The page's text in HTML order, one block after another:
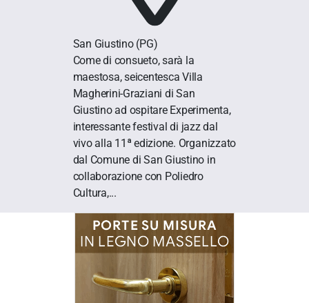
San Giustino (PG)
Come di consueto, sarà la
maestosa, seicentesca Villa
Magherini-Graziani di San
Giustino ad ospitare Experimenta,
interessante festival di jazz dal
vivo alla 11ª edizione. Organizzato
dal Comune di San Giustino in
collaborazione con Poliedro
Cultura,...